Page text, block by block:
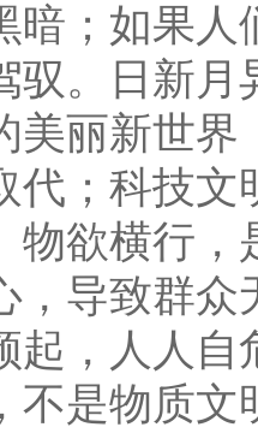
暗；如果
驭。日新
美丽新世
代；科技
物欲横行
，导致群
起，人人自
不是物质